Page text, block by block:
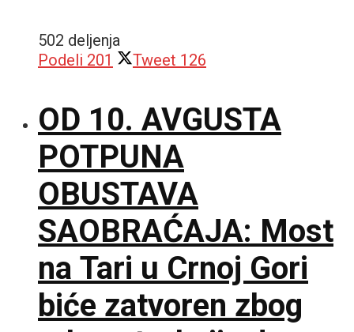
502 deljenja
Podeli 201 Tweet 126
OD 10. AVGUSTA
POTPUNA
OBUSTAVA
SAOBRAĆAJA: Most
na Tari u Crnoj Gori
biće zatvoren zbog